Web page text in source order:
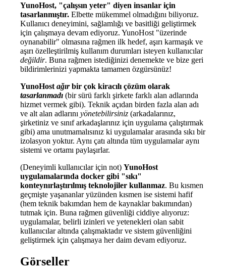
YunoHost, "çalışsın yeter" diyen insanlar için
tasarlanmıştır. Elbette mükemmel olmadığını biliyoruz.
Kullanıcı deneyimini, sağlamlığı ve basitliği geliştirmek
için çalışmaya devam ediyoruz. YunoHost "üzerinde
oynanabilir" olmasına rağmen ilk hedef, aşırı karmaşık ve
aşırı özelleştirilmiş kullanım durumları isteyen kullanıcılar
değildir. Buna rağmen istediğinizi denemekte ve bize geri
bildirimlerinizi yapmakta tamamen özgürsünüz!
YunoHost ağırbir çok kiracılı çözüm olarak
tasarlanmadı (bir sürü farklı şirkete farklı alan adlarında
hizmet vermek gibi). Teknik açıdan birden fazla alan adı
ve alt alan adlarını yönetebilirsiniz (arkadalarınız,
şirketiniz ve sınıf arkadaşlarınız için uygulama çalıştırmak
gibi) ama unutmamalısınız ki uygulamalar arasında sıkı bir
izolasyon yoktur. Aynı çatı altında tüm uygulamalar aynı
sistemi ve ortamı paylaşırlar.
(Deneyimli kullanıcılar için not) YunoHost
uygulamalarında docker gibi "sıkı"
konteynırlaştırılmış teknolojiler kullanmaz. Bu kısmen
geçmişte yaşananlar yüzünden kısmen ise sistemi hafif
(hem teknik bakımdan hem de kaynaklar bakımından)
tutmak için. Buna rağmen güvenliği ciddiye alıyoruz:
uygulamalar, belirli izinleri ve yetenekleri olan sabit
kullanıcılar altında çalışmaktadır ve sistem güvenliğini
geliştirmek için çalışmaya her daim devam ediyoruz.
Görseller